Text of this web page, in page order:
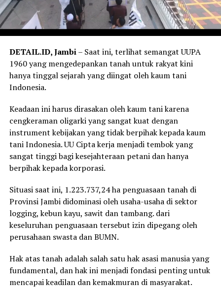
DETAIL.ID, Jambi– Saat ini, terlihat semangat UUPA
1960 yang mengedepankan tanah untuk rakyat kini
hanya tinggal sejarah yang diingat oleh kaum tani
Indonesia.
Keadaan ini harus dirasakan oleh kaum tani karena
cengkeraman oligarki yang sangat kuat dengan
instrument kebijakan yang tidak berpihak kepada kaum
tani Indonesia. UU Cipta kerja menjadi tembok yang
sangat tinggi bagi kesejahteraan petani dan hanya
berpihak kepada korporasi.
Situasi saat ini, 1.223.737,24 ha penguasaan tanah di
Provinsi Jambi didominasi oleh usaha-usaha di sektor
logging, kebun kayu, sawit dan tambang. dari
keseluruhan penguasaan tersebut izin dipegang oleh
perusahaan swasta dan BUMN.
Hak atas tanah adalah salah satu hak asasi manusia yang
fundamental, dan hak ini menjadi fondasi penting untuk
mencapai keadilan dan kemakmuran di masyarakat.